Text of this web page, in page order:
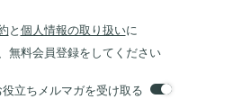
と 個人情報の取り扱いに
無料会員登録をしてください
立ちメルマガを受け取る